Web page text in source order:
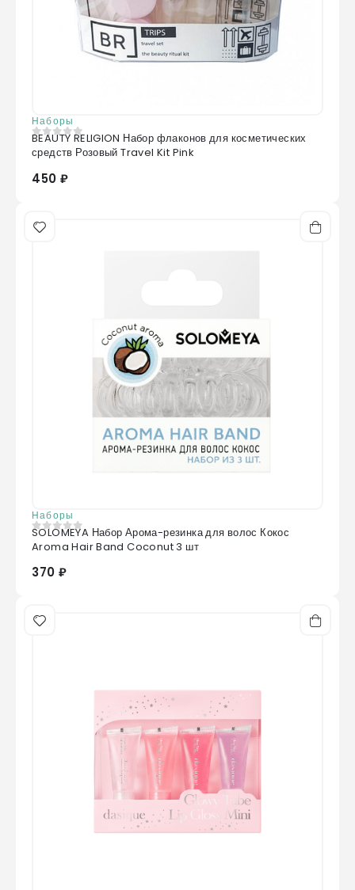
Наборы
0из 5
BEAUTY RELIGION Набор флаконов для косметических
средств Розовый Travel Kit Pink
450 ₽
Наборы
0из 5
SOLOMEYA Набор Арома-резинка для волос Кокос
Aroma Hair Band Coconut 3 шт
370 ₽